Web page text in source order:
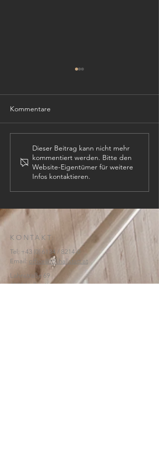
PROJEKTLEITER (m,w,d)
Kommentare
Dieser Beitrag kann nicht mehr
kommentiert werden. Bitte den
Website-Eigentümer für weitere
Infos kontaktieren.
KONTAKT:
Tel: +43 (0) 6134 / 8214-0
Email: office@htl-hallstatt.at
Lahnstraße 69
4830 Hallstatt